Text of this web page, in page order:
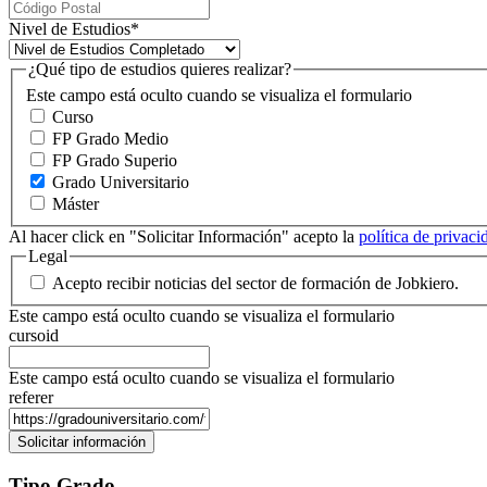
Nivel de Estudios*
Este campo está oculto cuando se visualiza el formulario
¿Qué tipo de estudios quieres realizar?
Curso
FP Grado Medio
FP Grado Superio
Grado Universitario
Máster
Al hacer click en "Solicitar Información" acepto la política de
Legal
Acepto recibir noticias del sector de formación de Jobkiero.
Este campo está oculto cuando se visualiza el formulario
cursoid
Este campo está oculto cuando se visualiza el formulario
referer